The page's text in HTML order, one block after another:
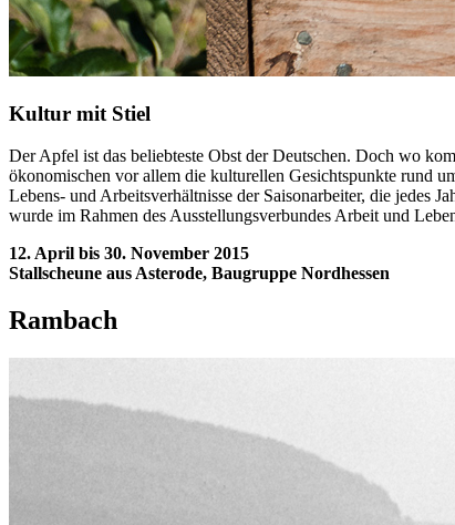
Kultur mit Stiel
Der Apfel ist das beliebteste Obst der Deutschen. Doch wo
ökonomischen vor allem die kulturellen Gesichtspunkte rund
Lebens- und Arbeitsverhältnisse der Saisonarbeiter, die jedes
wurde im Rahmen des Ausstellungsverbundes Arbeit und
12. April bis 30. November 2015
Stallscheune aus Asterode, Baugruppe Nordhessen
Rambach